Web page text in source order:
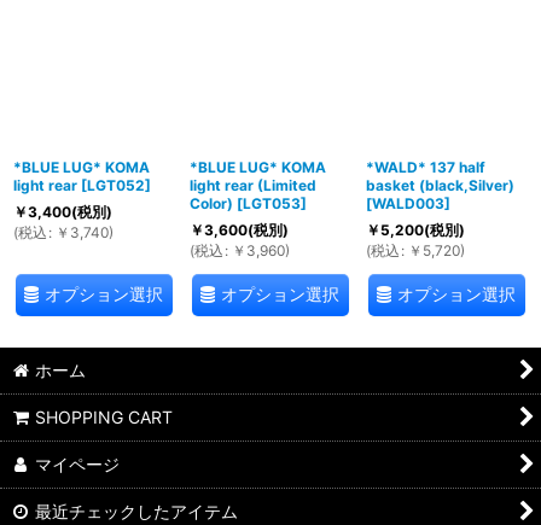
*BLUE LUG* KOMA
light rear [LGT052]
￥3,400(税別)
(税込 : ￥ 3,740)
オプション選択
*BLUE LUG* KOMA
light rear (Limited
Color) [LGT053]
￥3,600(税別)
(税込 : ￥ 3,960)
オプション選択
*WALD* 137 half
basket (black,Silver)
[WALD003]
￥5,200(税別)
(税込 : ￥ 5,720)
オプション選択
ホーム
SHOPPING CART
マイページ
最近チェックしたアイテム